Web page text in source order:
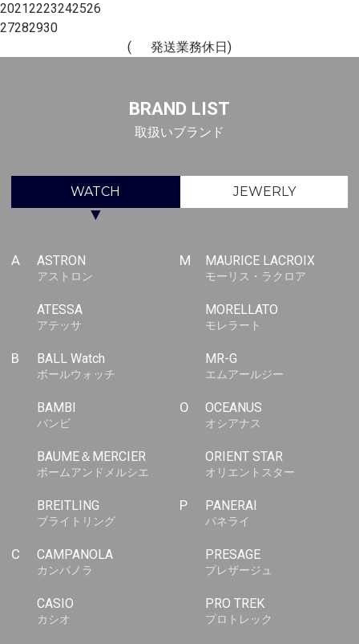
20212223242526
27282930
(
発送業務休日)
BRAND LIST
取扱いブランド
WATCH JEWERLY
▼
A ASTRON
アストロン
ATESSA
アテッサ
B BALL Watch
ボールウォッチ
BAMBI
バンビ
BAUME＆MERCIER
ボームアンドメルシエ
BREITLING
ブライトリング
C CAMPANOLA
カンパノラ
CASIO
カシオ
M MAURICE LACROIX
モーリス・ラクロア
MORELLATO
モレラート
MR-G
エムアールジー
O OCEANUS
オシアナス
ORIENT STAR
オリエントスター
P PANERAI
パネライ
PRESAGE
プレザージュ
PRO TREK
プロトレック